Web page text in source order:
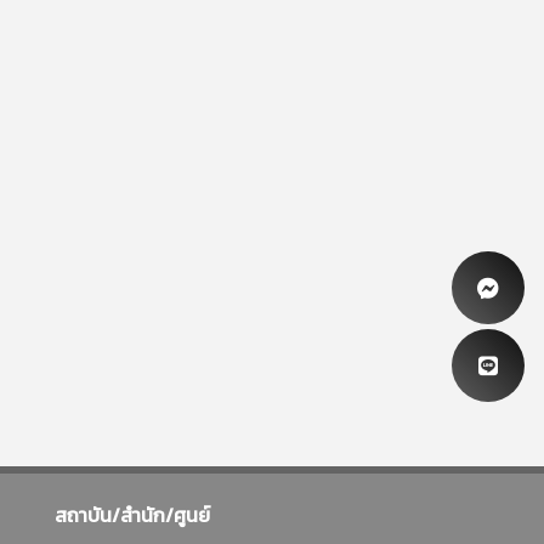
สถาบัน/สำนัก/ศูนย์